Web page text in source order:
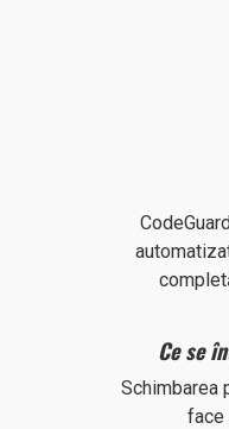
Ce se
Schimbarea
face